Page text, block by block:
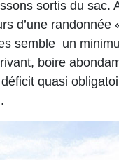
sortis du sac.
d’une
semble un
boire
quasi